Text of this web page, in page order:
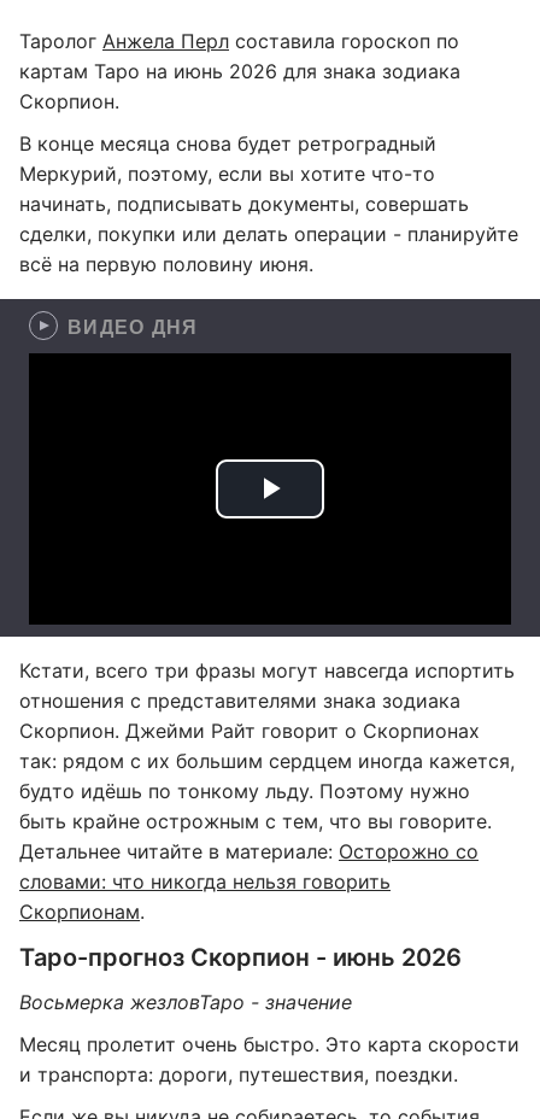
Таролог Анжела Перл составила гороскоп по
картам Таро на июнь 2026 для знака зодиака
Скорпион.
В конце месяца снова будет ретроградный
Меркурий, поэтому, если вы хотите что-то
начинать, подписывать документы, совершать
сделки, покупки или делать операции - планируйте
всё на первую половину июня.
ВИДЕО ДНЯ
Кстати, всего три фразы могут навсегда испортить
отношения с представителями знака зодиака
Скорпион. Джейми Райт говорит о Скорпионах
так: рядом с их большим сердцем иногда кажется,
будто идёшь по тонкому льду. Поэтому нужно
быть крайне острожным с тем, что вы говорите.
Детальнее читайте в материале: Осторожно со
словами: что никогда нельзя говорить
Скорпионам.
Таро-прогноз Скорпион - июнь 2026
Восьмерка жезловТаро - значение
Месяц пролетит очень быстро. Это карта скорости
и транспорта: дороги, путешествия, поездки.